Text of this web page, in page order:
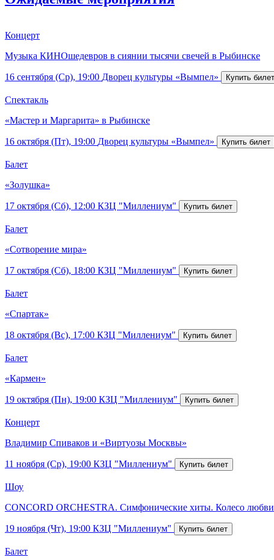
Концерт
Музыка КИНОшедевров в сиянии тысячи свечей в Рыбинске
16 сентября (Ср), 19:00 Дворец культуры «Вымпел»
Спектакль
«Мастер и Маргарита» в Рыбинске
16 октября (Пт), 19:00 Дворец культуры «Вымпел»
Балет
«Золушка»
17 октября (Сб), 12:00 КЗЦ "Миллениум"
Балет
«Сотворение мира»
17 октября (Сб), 18:00 КЗЦ "Миллениум"
Балет
«Спартак»
18 октября (Вс), 17:00 КЗЦ "Миллениум"
Балет
«Кармен»
19 октября (Пн), 19:00 КЗЦ "Миллениум"
Концерт
Владимир Спиваков и «Виртуозы Москвы»
11 ноября (Ср), 19:00 КЗЦ "Миллениум"
Шоу
CONCORD ORCHESTRA. Симфонические хиты. Колесо любви
19 ноября (Чт), 19:00 КЗЦ "Миллениум"
Балет